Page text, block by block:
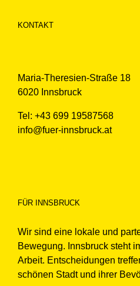
KONTAKT
Maria-Theresien-Straße 18
6020 Innsbruck
Tel: +43 699 19587568
info@fuer-innsbruck.at
FÜR INNSBRUCK
Wir sind eine lokale und
Bewegung. Innsbruck steht
Arbeit. Entscheidungen
schönen Stadt und ihrer